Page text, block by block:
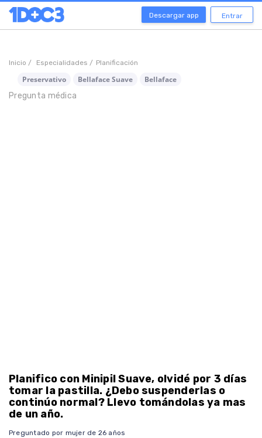
Descargar app Entrar
Inicio / Especialidades / Planificación
Preservativo Bellaface Suave
Bellaface
Pregunta médica
Planifico con Minipil Suave, olvidé por 3 días
tomar la pastilla. ¿Debo suspenderlas o
continúo normal? Llevo tomándolas ya mas
de un año.
Preguntado por mujer de 26 años